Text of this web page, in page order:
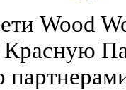
Wood